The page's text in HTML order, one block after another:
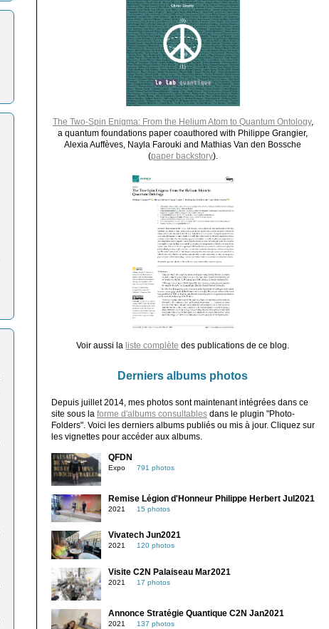
The Two-Spin Enigma: From the Helium Atom to Quantum Ontology,
a quantum foundations paper coauthored with Philippe Grangier,
Alexia Auffèves, Nayla Farouki and Mathias Van den Bossche
(paper backstory).
Voir aussi la liste complète des publications de ce blog.
Derniers albums photos
Depuis juillet 2014, mes photos sont maintenant intégrées dans ce
site sous la forme d'albums consultablesdans le plugin "Photo-
Folders". Voici les derniers albums publiés ou mis à jour. Cliquez sur
les vignettes pour accéder aux albums.
QFDN
Expo 791 photos
Remise Légion d'Honneur Philippe Herbert Jul2021
2021 15 photos
Vivatech Jun2021
2021 120 photos
Visite C2N Palaiseau Mar2021
2021 17 photos
Annonce Stratégie Quantique C2N Jan2021
2021 137 photos